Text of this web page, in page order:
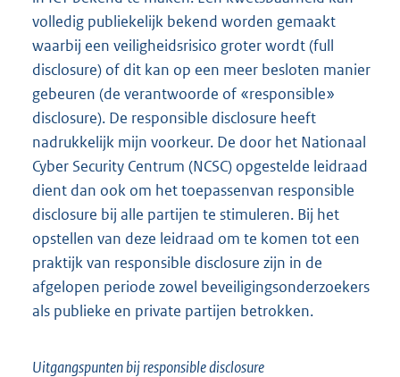
volledig publiekelijk bekend worden gemaakt
waarbij een veiligheidsrisico groter wordt (full
disclosure) of dit kan op een meer besloten manier
gebeuren (de verantwoorde of «responsible»
disclosure). De responsible disclosure heeft
nadrukkelijk mijn voorkeur. De door het Nationaal
Cyber Security Centrum (NCSC) opgestelde leidraad
dient dan ook om het toepassenvan responsible
disclosure bij alle partijen te stimuleren. Bij het
opstellen van deze leidraad om te komen tot een
praktijk van responsible disclosure zijn in de
afgelopen periode zowel beveiligingsonderzoekers
als publieke en private partijen betrokken.
Uitgangspunten bij responsible disclosure